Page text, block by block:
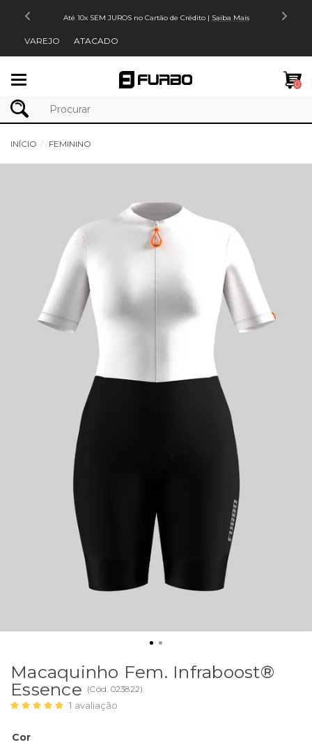
Até 10x SEM JUROS no Cartão de Crédito | Saiba Mais
VAREJO ATACADO
0
INÍCIO FEMININO
Macaquinho Fem. Infraboost®
Essence (Cód. 023822)
1 avaliação
Cor